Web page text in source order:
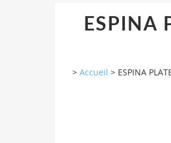
ESPINA
> Accueil > ESPINA